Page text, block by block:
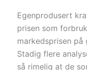
Egenprodusert
prisen som
markedsprisen
Stadig flere
så rimelig at de